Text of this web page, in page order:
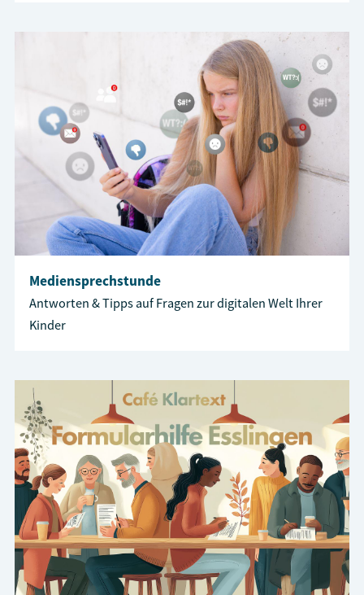
Mediensprechstunde
Antworten & Tipps auf Fragen zur digitalen Welt Ihrer
Kinder